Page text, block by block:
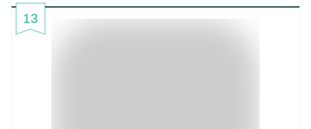
13